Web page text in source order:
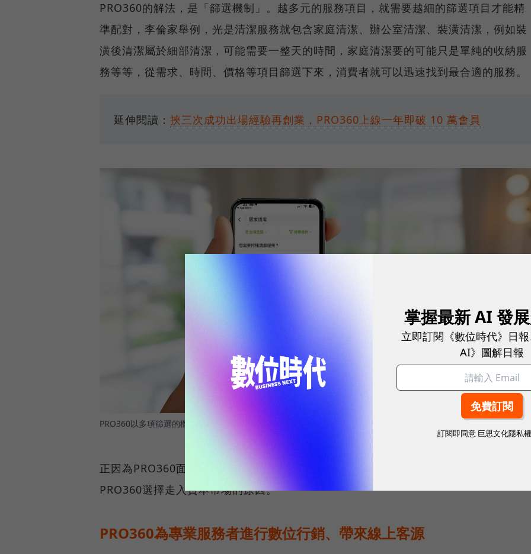
PRO360的解法，是「篩選機制」。越多元的服務項目，就需要越細的篩選項目才能精
準配對，李倫家舉例，光是清潔服務就包含家庭清潔、辦公室清潔、裝潢清潔，例如裝
潢後清潔屬於細部清潔，可能需要一整天的時間，家庭清潔要的可能只是單純的收納服
務等等，從需求、時間、價格等項目篩選下來，消費者就可以迅速找到最合適的服務。
延伸閱讀： 挾三次成功出場經驗再創業，PRO360上線一年即破 10 萬會員
PRO360以多項篩選的機制確認消費者需求，進而達到精準配對的目的。
正因為PRO360面向最終使用者和消費市場，興櫃、上櫃更容易打開市場知名度，也是
PRO360選擇走入資本市場的原因。
PRO360為專業服務者進行數位行銷、帶來線上客源
掌握最新 AI 發
立即訂閱《數位時代》日
AI》圖解日報
訂閱即同意 巨思文化隱私